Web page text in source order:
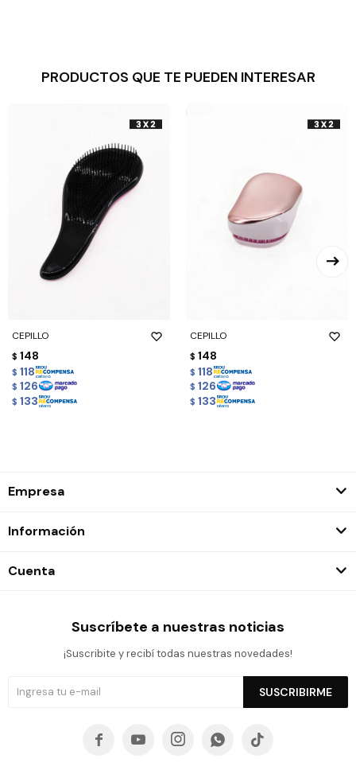
PRODUCTOS QUE TE PUEDEN INTERESAR
CEPILLO
$ 148
$ 118
$ 126
$ 133
CEPILLO
$ 148
$ 118
$ 126
$ 133
Empresa
Información
Cuenta
Suscríbete a nuestras noticias
¡Suscribite y recibí todas nuestras novedades!
SUSCRIBIRME
    